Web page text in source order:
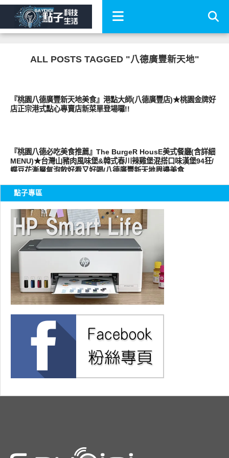
ALL POSTS TAGGED "八德廣豐新天地"
『桃園八德廣豐新天地美食』港點大師(八德廣豐店)★桃園金牌好
店正宗港式點心專賣店新菜單登場囉!!
『桃園八德必吃美食推薦』The BurgeR HousE美式餐廳(含詳細
MENU)★台灣山豬肉風味堡&韓式春川辣雞堡混搭口味漢堡94狂/
蝶豆花漸層氣泡飲好看又好喝/八德廣豐新天地周邊美食
點子專區